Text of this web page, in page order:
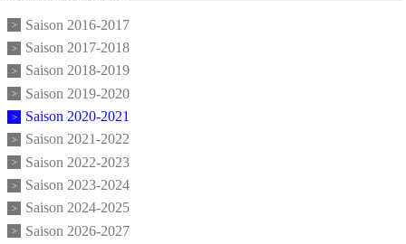
Saison 2016-2017
Saison 2017-2018
Saison 2018-2019
Saison 2019-2020
Saison 2020-2021
Saison 2021-2022
Saison 2022-2023
Saison 2023-2024
Saison 2024-2025
Saison 2026-2027